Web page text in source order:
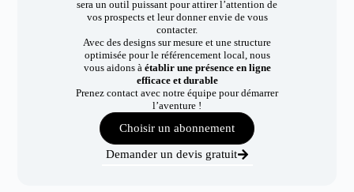
sera un outil puissant pour attirer l’attention de
vos prospects et leur donner envie de vous
contacter.
Avec des designs sur mesure et une structure
optimisée pour le référencement local, nous
vous aidons à établir une présence en ligne
efficace et durable
Prenez contact avec notre équipe pour démarrer
l’aventure !
Choisir un abonnement
Demander un devis gratuit